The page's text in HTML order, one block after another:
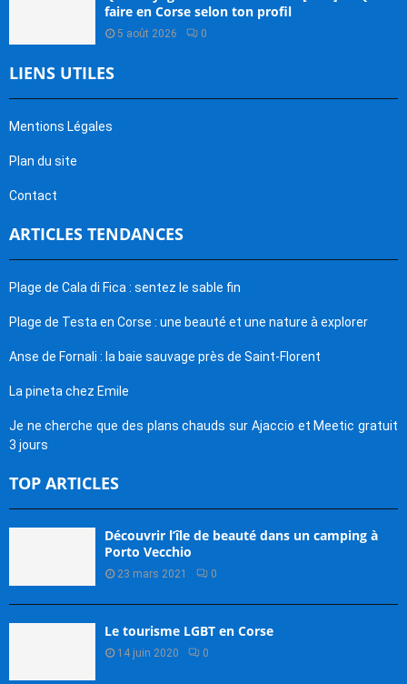
faire en Corse selon ton profil
5 août 2026 0
LIENS UTILES
Mentions Légales
Plan du site
Contact
ARTICLES TENDANCES
Plage de Cala di Fica : sentez le sable fin
Plage de Testa en Corse : une beauté et une nature à explorer
Anse de Fornali : la baie sauvage près de Saint-Florent
La pineta chez Emile
Je ne cherche que des plans chauds sur Ajaccio et Meetic gratuit
3 jours
TOP ARTICLES
Découvrir l’île de beauté dans un camping à
Porto Vecchio
23 mars 2021 0
Le tourisme LGBT en Corse
14 juin 2020 0